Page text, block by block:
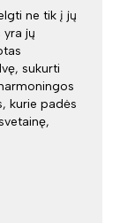
ne tik į jų
yra jų
sukurti
kurie padės